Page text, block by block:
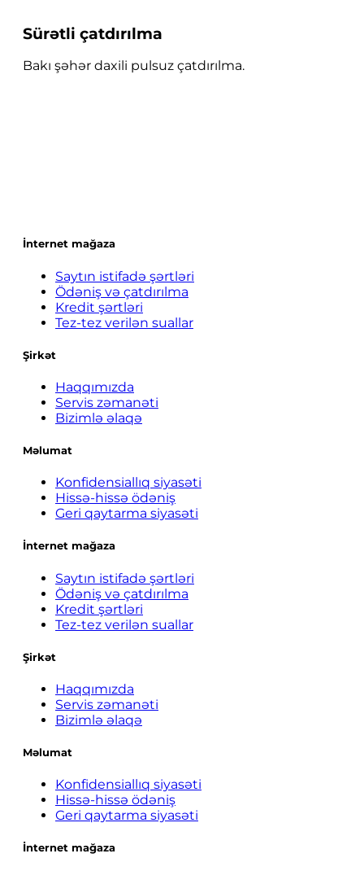
Sürətli çatdırılma
Bakı şəhər daxili pulsuz çatdırılma.
İnternet mağaza
Saytın istifadə şərtləri
Ödəniş və çatdırılma
Kredit şərtləri
Tez-tez verilən suallar
Şirkət
Haqqımızda
Servis zəmanəti
Bizimlə əlaqə
Məlumat
Konfidensiallıq siyasəti
Hissə-hissə ödəniş
Geri qaytarma siyasəti
İnternet mağaza
Saytın istifadə şərtləri
Ödəniş və çatdırılma
Kredit şərtləri
Tez-tez verilən suallar
Şirkət
Haqqımızda
Servis zəmanəti
Bizimlə əlaqə
Məlumat
Konfidensiallıq siyasəti
Hissə-hissə ödəniş
Geri qaytarma siyasəti
İnternet mağaza